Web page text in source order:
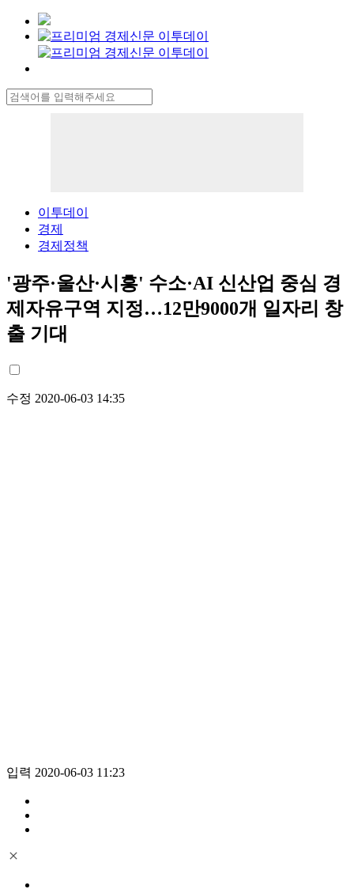
이투데이
경제
경제정책
'광주·울산·시흥' 수소·AI 신산업 중심 경
제자유구역 지정…12만9000개 일자리 창
출 기대
수정 2020-06-03 14:35
입력 2020-06-03 11:23